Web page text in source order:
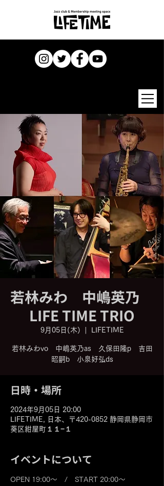
若林みわ 中嶋英乃
LIFE TIME TRIO
9月05日(木) LIFETIME
若林みわvo 中嶋英乃as 久保田隆p 吉田
昭嗣b 小泉好弘ds
日時・場所
2024年9月05日 20:00
LIFETIME, 日本、〒420-0852 静岡県静岡市
葵区紺屋町１１−１
イベントについて
OPEN 19:00～　/　START 20:00～